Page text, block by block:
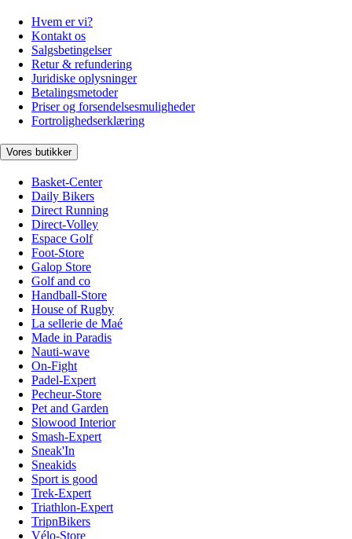
Hvem er vi?
Kontakt os
Salgsbetingelser
Retur & refundering
Juridiske oplysninger
Betalingsmetoder
Priser og forsendelsesmuligheder
Fortrolighedserklæring
Vores butikker
Basket-Center
Daily Bikers
Direct Running
Direct-Volley
Espace Golf
Foot-Store
Galop Store
Golf and co
Handball-Store
House of Rugby
La sellerie de Maé
Made in Paradis
Nauti-wave
On-Fight
Padel-Expert
Pecheur-Store
Pet and Garden
Slowood Interior
Smash-Expert
Sneak'In
Sneakids
Sport is good
Trek-Expert
Triathlon-Expert
TripnBikers
Vélo-Store